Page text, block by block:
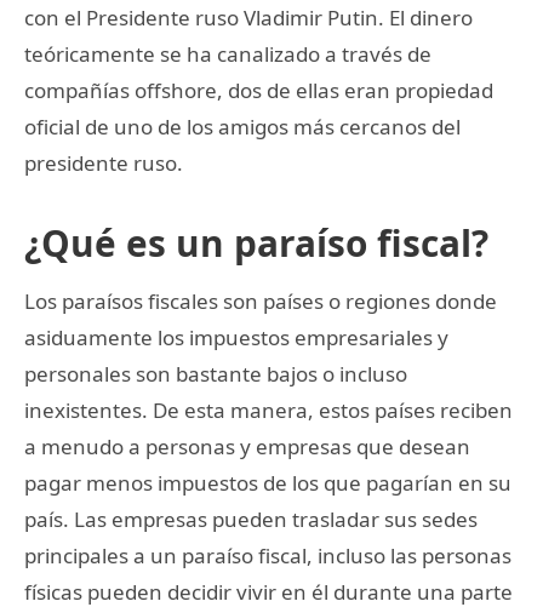
con el Presidente ruso Vladimir Putin. El dinero
teóricamente se ha canalizado a través de
compañías offshore, dos de ellas eran propiedad
oficial de uno de los amigos más cercanos del
presidente ruso.
¿Qué es un paraíso fiscal?
Los paraísos fiscales son países o regiones donde
asiduamente los impuestos empresariales y
personales son bastante bajos o incluso
inexistentes. De esta manera, estos países reciben
a menudo a personas y empresas que desean
pagar menos impuestos de los que pagarían en su
país. Las empresas pueden trasladar sus sedes
principales a un paraíso fiscal, incluso las personas
físicas pueden decidir vivir en él durante una parte